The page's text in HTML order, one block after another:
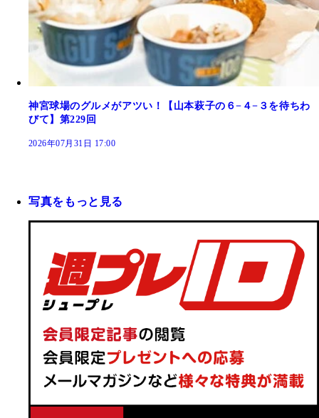
神宮球場のグルメがアツい！【山本萩子の６−４−３を待ちわ
びて】第229回
2026年07月31日 17:00
写真をもっと見る